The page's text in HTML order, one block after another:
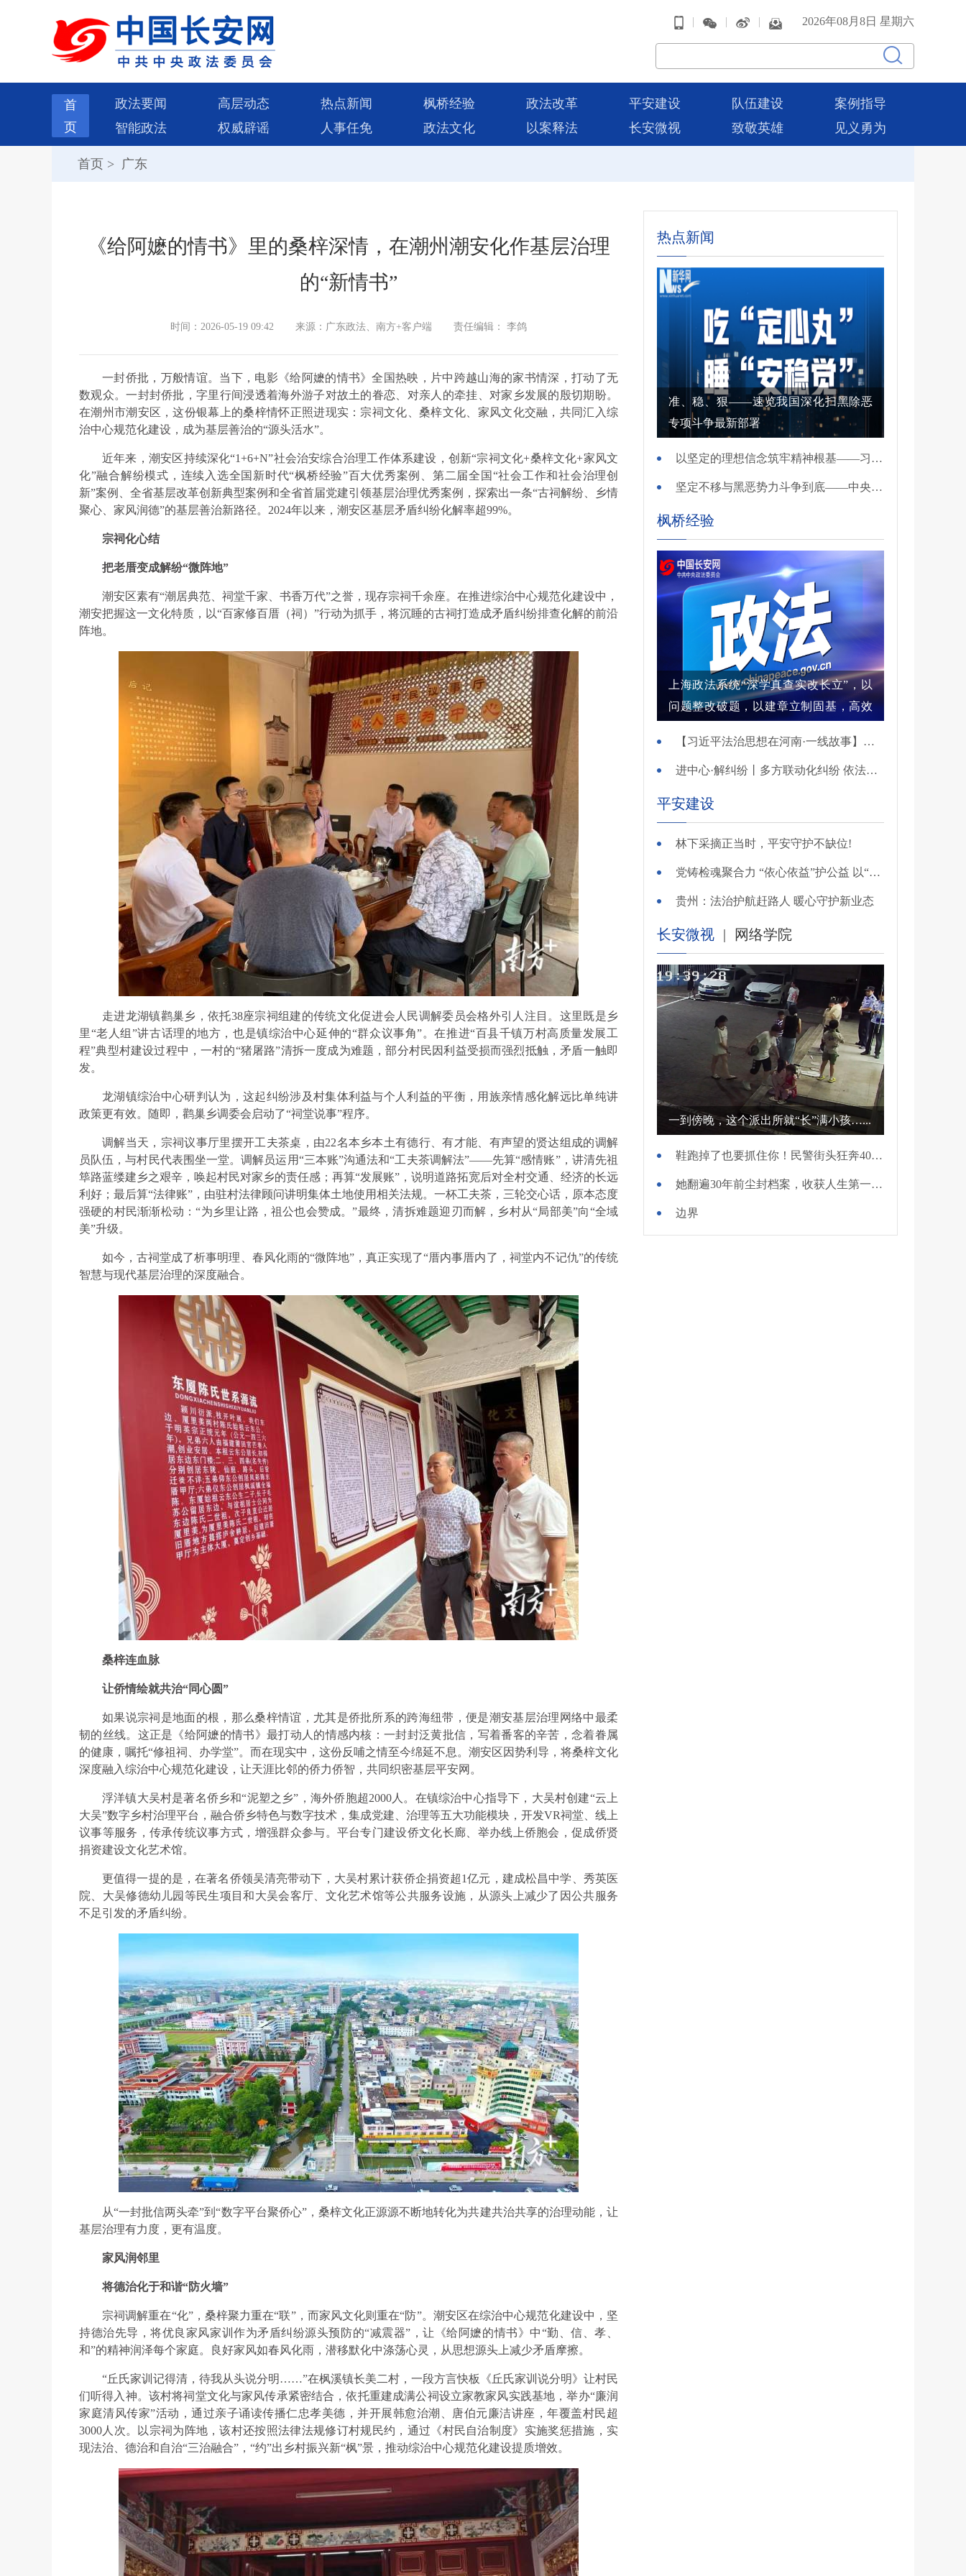
| | | 2026年08月8日 星期六
首
页
政法要闻 高层动态 热点新闻 枫桥经验 政法改革 平安建设 队伍建设
案例指导
智能政法
权威辟谣 人事任免 政法文化 以案释法 长安微视 致敬英雄 见义勇为
首页 > 广东
《给阿嬷的情书》里的桑梓深情，在潮州潮安化作基层治理
的“新情书”
时间：2026-05-19 09:42 来源：广东政法、南方+客户端 责任编辑： 李鸽
一封侨批，万般情谊。当下，电影《给阿嬷的情书》全国热映，片中跨越山海的家书情深，打动了无
数观众。一封封侨批，字里行间浸透着海外游子对故土的眷恋、对亲人的牵挂、对家乡发展的殷切期盼。
在潮州市潮安区，这份银幕上的桑梓情怀正照进现实：宗祠文化、桑梓文化、家风文化交融，共同汇入综
治中心规范化建设，成为基层善治的“源头活水”。
近年来，潮安区持续深化“1+6+N”社会治安综合治理工作体系建设，创新“宗祠文化+桑梓文化+家风文
化”融合解纷模式，连续入选全国新时代“枫桥经验”百大优秀案例、第二届全国“社会工作和社会治理创
新”案例、全省基层改革创新典型案例和全省首届党建引领基层治理优秀案例，探索出一条“古祠解纷、乡情
聚心、家风润德”的基层善治新路径。2024年以来，潮安区基层矛盾纠纷化解率超99%。
宗祠化心结
把老厝变成解纷“微阵地”
潮安区素有“潮居典范、祠堂千家、书香万代”之誉，现存宗祠千余座。在推进综治中心规范化建设中，
潮安把握这一文化特质，以“百家修百厝（祠）”行动为抓手，将沉睡的古祠打造成矛盾纠纷排查化解的前沿
阵地。
走进龙湖镇鹳巢乡，依托38座宗祠组建的传统文化促进会人民调解委员会格外引人注目。这里既是乡
里“老人组”讲古话理的地方，也是镇综治中心延伸的“群众议事角”。在推进“百县千镇万村高质量发展工
程”典型村建设过程中，一村的“猪屠路”清拆一度成为难题，部分村民因利益受损而强烈抵触，矛盾一触即
发。
龙湖镇综治中心研判认为，这起纠纷涉及村集体利益与个人利益的平衡，用族亲情感化解远比单纯讲
政策更有效。随即，鹳巢乡调委会启动了“祠堂说事”程序。
调解当天，宗祠议事厅里摆开工夫茶桌，由22名本乡本土有德行、有才能、有声望的贤达组成的调解
员队伍，与村民代表围坐一堂。调解员运用“三本账”沟通法和“工夫茶调解法”——先算“感情账”，讲清先祖
筚路蓝缕建乡之艰辛，唤起村民对家乡的责任感；再算“发展账”，说明道路拓宽后对全村交通、经济的长远
利好；最后算“法律账”，由驻村法律顾问讲明集体土地使用相关法规。一杯工夫茶，三轮交心话，原本态度
强硬的村民渐渐松动：“为乡里让路，祖公也会赞成。”最终，清拆难题迎刃而解，乡村从“局部美”向“全域
美”升级。
如今，古祠堂成了析事明理、春风化雨的“微阵地”，真正实现了“厝内事厝内了，祠堂内不记仇”的传统
智慧与现代基层治理的深度融合。
桑梓连血脉
让侨情绘就共治“同心圆”
如果说宗祠是地面的根，那么桑梓情谊，尤其是侨批所系的跨海纽带，便是潮安基层治理网络中最柔
韧的丝线。这正是《给阿嬷的情书》最打动人的情感内核：一封封泛黄批信，写着番客的辛苦，念着眷属
的健康，嘱托“修祖祠、办学堂”。而在现实中，这份反哺之情至今绵延不息。潮安区因势利导，将桑梓文化
深度融入综治中心规范化建设，让天涯比邻的侨力侨智，共同织密基层平安网。
浮洋镇大吴村是著名侨乡和“泥塑之乡”，海外侨胞超2000人。在镇综治中心指导下，大吴村创建“云上
大吴”数字乡村治理平台，融合侨乡特色与数字技术，集成党建、治理等五大功能模块，开发VR祠堂、线上
议事等服务，传承传统议事方式，增强群众参与。平台专门建设侨文化长廊、举办线上侨胞会，促成侨贤
捐资建设文化艺术馆。
更值得一提的是，在著名侨领吴清亮带动下，大吴村累计获侨企捐资超1亿元，建成松昌中学、秀英医
院、大吴修德幼儿园等民生项目和大吴会客厅、文化艺术馆等公共服务设施，从源头上减少了因公共服务
不足引发的矛盾纠纷。
从“一封批信两头牵”到“数字平台聚侨心”，桑梓文化正源源不断地转化为共建共治共享的治理动能，让
基层治理有力度，更有温度。
家风润邻里
将德治化于和谐“防火墙”
宗祠调解重在“化”，桑梓聚力重在“联”，而家风文化则重在“防”。潮安区在综治中心规范化建设中，坚
持德治先导，将优良家风家训作为矛盾纠纷源头预防的“减震器”，让《给阿嬷的情书》中“勤、信、孝、
和”的精神润泽每个家庭。良好家风如春风化雨，潜移默化中涤荡心灵，从思想源头上减少矛盾摩擦。
“丘氏家训记得清，待我从头说分明……”在枫溪镇长美二村，一段方言快板《丘氏家训说分明》让村民
们听得入神。该村将祠堂文化与家风传承紧密结合，依托重建成满公祠设立家教家风实践基地，举办“廉润
家庭清风传家”活动，通过亲子诵读传播仁忠孝美德，并开展韩愈治潮、唐伯元廉洁讲座，年覆盖村民超
3000人次。以宗祠为阵地，该村还按照法律法规修订村规民约，通过《村民自治制度》实施奖惩措施，实
现法治、德治和自治“三治融合”，“约”出乡村振兴新“枫”景，推动综治中心规范化建设提质增效。
热点新闻
准、稳、狠——速览我国深化扫黑除恶
专项斗争最新部署
以坚定的理想信念筑牢精神根基——习近平党建思想理论品格系列述评之一
坚定不移与黑恶势力斗争到底——中央政法委负责同志就开展深化扫黑除恶专项斗争有关问题答记者问
枫桥经验
上海政法系统“深学真查实改长立”，以
问题整改破题，以建章立制固基，高效
【习近平法治思想在河南·一线故事】河南省新乡市红旗区：高能效治理的“洪门密码”
进中心·解纠纷丨多方联动化纠纷 依法调解护农耕
平安建设
林下采摘正当时，平安守护不缺位!
党铸检魂聚合力 “依心依益”护公益 以“四融”路径引领多元共治
贵州：法治护航赶路人 暖心守护新业态
长安微视 | 网络学院
一到傍晚，这个派出所就“长”满小孩…...
鞋跑掉了也要抓住你！民警街头狂奔400米擒贼
她翻遍30年前尘封档案，收获人生第一面锦旗
边界